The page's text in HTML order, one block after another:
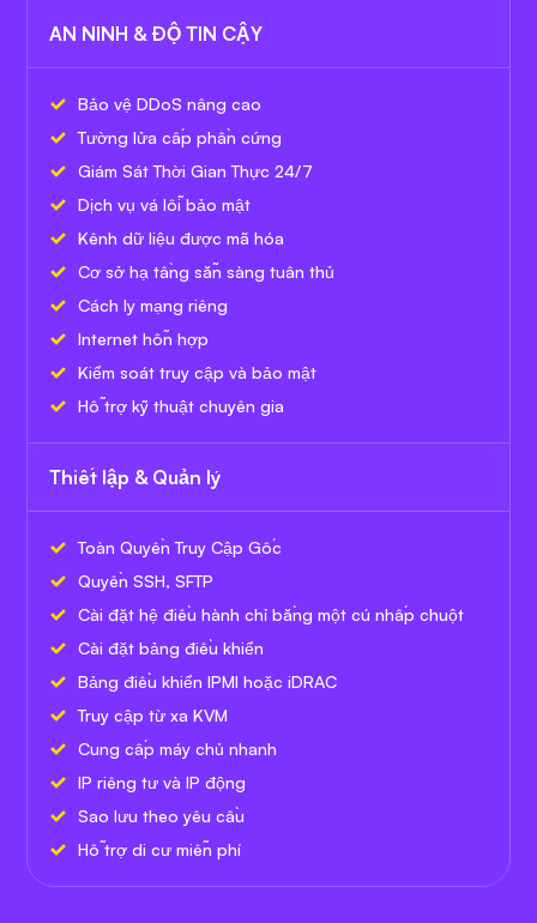
AN NINH & ĐỘ TIN CẬY
Bảo vệ DDoS nâng cao
Tường lửa cấp phần cứng
Giám Sát Thời Gian Thực 24/7
Dịch vụ vá lỗi bảo mật
Kênh dữ liệu được mã hóa
Cơ sở hạ tầng sẵn sàng tuân thủ
Cách ly mạng riêng
Internet hỗn hợp
Kiểm soát truy cập và bảo mật
Hỗ trợ kỹ thuật chuyên gia
Thiết lập & Quản lý
Toàn Quyền Truy Cập Gốc
Quyền SSH, SFTP
Cài đặt hệ điều hành chỉ bằng một cú nhấp chuột
Cài đặt bảng điều khiển
Bảng điều khiển IPMI hoặc iDRAC
Truy cập từ xa KVM
Cung cấp máy chủ nhanh
IP riêng tư và IP động
Sao lưu theo yêu cầu
Hỗ trợ di cư miễn phí